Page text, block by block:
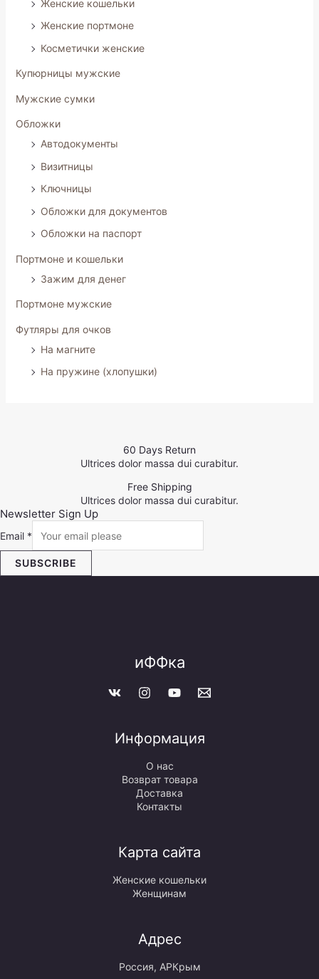
Женские кошельки
Женские портмоне
Косметички женские
Купюрницы мужские
Мужские сумки
Обложки
Автодокументы
Визитницы
Ключницы
Обложки для документов
Обложки на паспорт
Портмоне и кошельки
Зажим для денег
Портмоне мужские
Футляры для очков
На магните
На пружине (хлопушки)
60 Days Return
Ultrices dolor massa dui curabitur.
Free Shipping
Ultrices dolor massa dui curabitur.
Newsletter Sign Up
Email *
SUBSCRIBE
иФФка
Информация
О нас
Возврат товара
Доставка
Контакты
Карта сайта
Женские кошельки
Женщинам
Адрес
Россия, АРКрым